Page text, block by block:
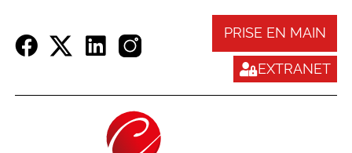
PRISE EN MAIN
EXTRANET